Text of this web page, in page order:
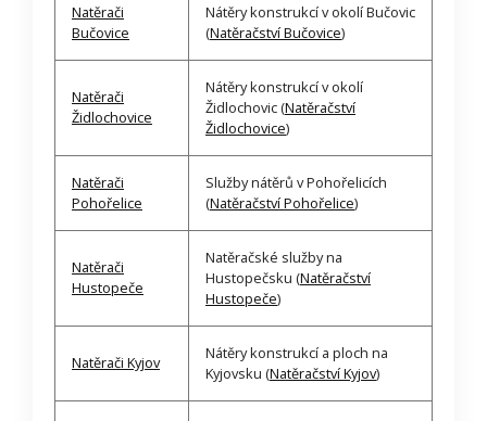
Natěrači
Bučovice
Nátěry konstrukcí v okolí Bučovic
(Natěračství Bučovice)
Natěrači
Židlochovice
Nátěry konstrukcí v okolí
Židlochovic (Natěračství
Židlochovice)
Natěrači
Pohořelice
Služby nátěrů v Pohořelicích
(Natěračství Pohořelice)
Natěrači
Hustopeče
Natěračské služby na
Hustopečsku (Natěračství
Hustopeče)
Natěrači Kyjov
Nátěry konstrukcí a ploch na
Kyjovsku (Natěračství Kyjov)